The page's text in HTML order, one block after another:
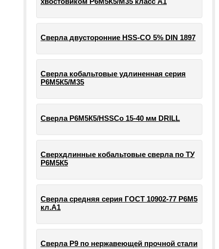
Сверла двусторонние HSS-CO 5% DIN 1897
Сверла кобальтовые удлиненная серия
Р6М5К5/М35
Сверла Р6М5К5/HSSCo 15-40 мм DRILL
Сверхдлинные кобальтовые сверла по ТУ
Р6М5К5
Сверла средняя серия ГОСТ 10902-77 Р6М5
кл.А1
Сверла Р9 по нержавеющей прочной стали